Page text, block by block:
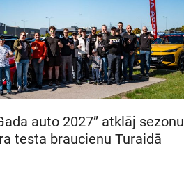
auto 2027” atklāj sezonu
testa braucienu Turaidā